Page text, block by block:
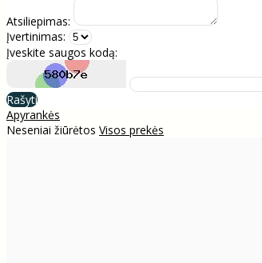
Atsiliepimas:
Įvertinimas:
Įveskite saugos kodą:
Rašyti
Apyrankės
Neseniai žiūrėtos Visos prekės